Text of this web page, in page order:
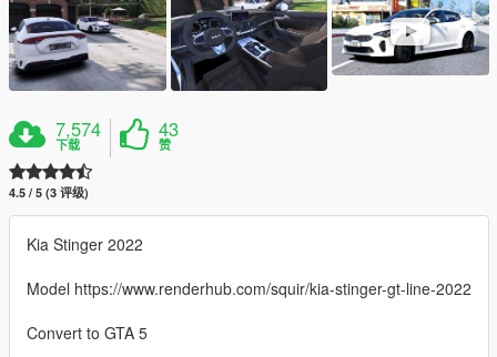
7,574
下载
43
赞
4.5 / 5 (3 评级)
Kia Stinger 2022
Model https://www.renderhub.com/squir/kia-stinger-gt-line-2022
Convert to GTA 5